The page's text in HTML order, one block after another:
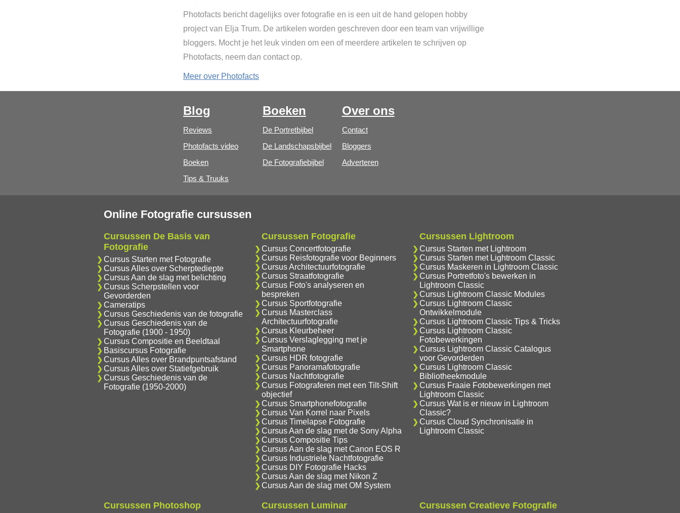
Photofacts bericht dagelijks over fotografie en is een uit de hand gelopen hobby
project van Elja Trum. De artikelen worden geschreven door een team van vrijwillige
bloggers. Mocht je het leuk vinden om een of meerdere artikelen te schrijven op
Photofacts, neem dan contact op.
Meer over Photofacts
Blog
Reviews
Photofacts video
Boeken
Tips & Truuks
Boeken
De Portretbijbel
De Landschapsbijbel
De Fotografiebijbel
Over ons
Contact
Bloggers
Adverteren
Online Fotografie cursussen
Cursussen De Basis van
Fotografie
Cursus Starten met Fotografie
Cursus Alles over Scherptediepte
Cursus Aan de slag met belichting
Cursus Scherpstellen voor
Gevorderden
Cameratips
Cursus Geschiedenis van de fotografie
Cursus Geschiedenis van de
Fotografie (1900 - 1950)
Cursus Compositie en Beeldtaal
Basiscursus Fotografie
Cursus Alles over Brandpuntsafstand
Cursus Alles over Statiefgebruik
Cursus Geschiedenis van de
Fotografie (1950-2000)
Cursussen Fotografie
Cursus Concertfotografie
Cursus Reisfotografie voor Beginners
Cursus Architectuurfotografie
Cursus Straatfotografie
Cursus Foto's analyseren en
bespreken
Cursus Sportfotografie
Cursus Masterclass
Architectuurfotografie
Cursus Kleurbeheer
Cursus Verslaglegging met je
Smartphone
Cursus HDR fotografie
Cursus Panoramafotografie
Cursus Nachtfotografie
Cursus Fotograferen met een Tilt-Shift
objectief
Cursus Smartphonefotografie
Cursus Van Korrel naar Pixels
Cursus Timelapse Fotografie
Cursus Aan de slag met de Sony Alpha
Cursus Compositie Tips
Cursus Aan de slag met Canon EOS R
Cursus Industriele Nachtfotografie
Cursus DIY Fotografie Hacks
Cursus Aan de slag met Nikon Z
Cursus Aan de slag met OM System
Cursussen Lightroom
Cursus Starten met Lightroom
Cursus Starten met Lightroom Classic
Cursus Maskeren in Lightroom Classic
Cursus Portretfoto's bewerken in
Lightroom Classic
Cursus Lightroom Classic Modules
Cursus Lightroom Classic
Ontwikkelmodule
Cursus Lightroom Classic Tips & Tricks
Cursus Lightroom Classic
Fotobewerkingen
Cursus Lightroom Classic Catalogus
voor Gevorderden
Cursus Lightroom Classic
Bibliotheekmodule
Cursus Fraaie Fotobewerkingen met
Lightroom Classic
Cursus Wat is er nieuw in Lightroom
Classic?
Cursus Cloud Synchronisatie in
Lightroom Classic
Cursussen Photoshop Cursussen Luminar Cursussen Creatieve Fotografie